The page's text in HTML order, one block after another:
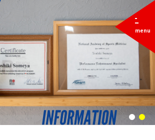
1 2
menu